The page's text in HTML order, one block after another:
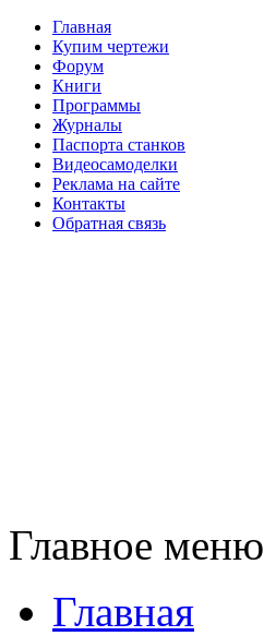
Главная
Купим чертежи
Форум
Книги
Программы
Журналы
Паспорта станков
Видеосамоделки
Реклама на сайте
Контакты
Обратная связь
Главное меню
Главная